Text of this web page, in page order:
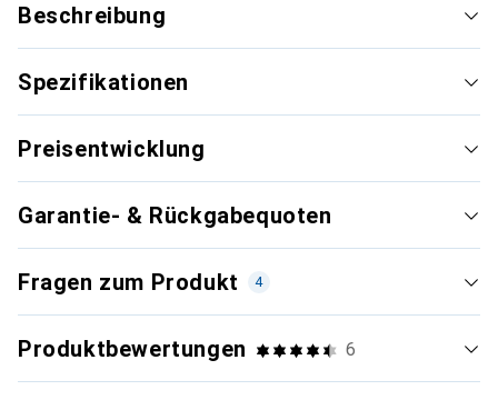
Beschreibung
Spezifikationen
Preisentwicklung
Garantie- & Rückgabequoten
Fragen zum Produkt 4
Produktbewertungen 6